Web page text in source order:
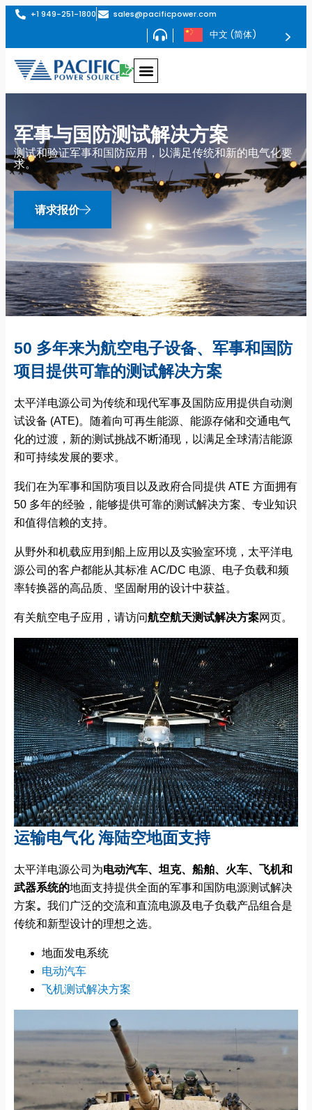
+1 949-251-1800 sales@pacificpower.com
中文 (简体)
军事与国防测试解决方案
测试和验证军事和国防应用，以满足传统和新的电气化要
求。
请求报价
50 多年来为航空电子设备、军事和国防
项目提供可靠的测试解决方案
太平洋电源公司为传统和现代军事及国防应用提供自动测
试设备 (ATE)。随着向可再生能源、能源存储和交通电气
化的过渡，新的测试挑战不断涌现，以满足全球清洁能源
和可持续发展的要求。
我们在为军事和国防项目以及政府合同提供 ATE 方面拥有
50 多年的经验，能够提供可靠的测试解决方案、专业知识
和值得信赖的支持。
从野外和机载应用到船上应用以及实验室环境，太平洋电
源公司的客户都能从其标准 AC/DC 电源、电子负载和频
率转换器的高品质、坚固耐用的设计中获益。
有关航空电子应用，请访问航空航天测试解决方案网页。
运输电气化 海陆空地面支持
太平洋电源公司为电动汽车、坦克、船舶、火车、飞机和
武器系统的地面支持提供全面的军事和国防电源测试解决
方案。 我们广泛的交流和直流电源及电子负载产品组合是
传统和新型设计的理想之选。
地面发电系统
电动汽车
飞机测试解决方案